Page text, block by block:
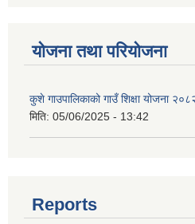
योजना तथा परियोजना
कुशे गाउपालिकाको गाउँ शिक्षा योजना
मिति: 05/06/2025 - 13:42
Reports